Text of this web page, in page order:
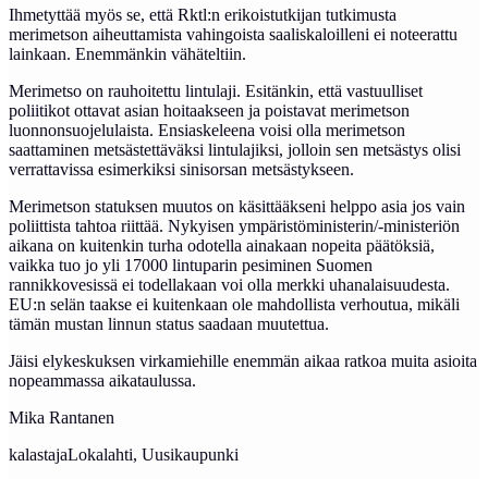
Ihmetyttää myös se, että Rktl:n erikoistutkijan tutkimusta
merimetson aiheuttamista vahingoista saaliskaloilleni ei noteerattu
lainkaan. Enemmänkin vähäteltiin.
Merimetso on rauhoitettu lintulaji. Esitänkin, että vastuulliset
poliitikot ottavat asian hoitaakseen ja poistavat merimetson
luonnonsuojelulaista. Ensiaskeleena voisi olla merimetson
saattaminen metsästettäväksi lintulajiksi, jolloin sen metsästys olisi
verrattavissa esimerkiksi sinisorsan metsästykseen.
Merimetson statuksen muutos on käsittääkseni helppo asia jos vain
poliittista tahtoa riittää. Nykyisen ympäristöministerin/-ministeriön
aikana on kuitenkin turha odotella ainakaan nopeita päätöksiä,
vaikka tuo jo yli 17000 lintuparin pesiminen Suomen
rannikkovesissä ei todellakaan voi olla merkki uhanalaisuudesta.
EU:n selän taakse ei kuitenkaan ole mahdollista verhoutua, mikäli
tämän mustan linnun status saadaan muutettua.
Jäisi elykeskuksen virkamiehille enemmän aikaa ratkoa muita asioita
nopeammassa aikataulussa.
Mika Rantanen
kalastajaLokalahti, Uusikaupunki